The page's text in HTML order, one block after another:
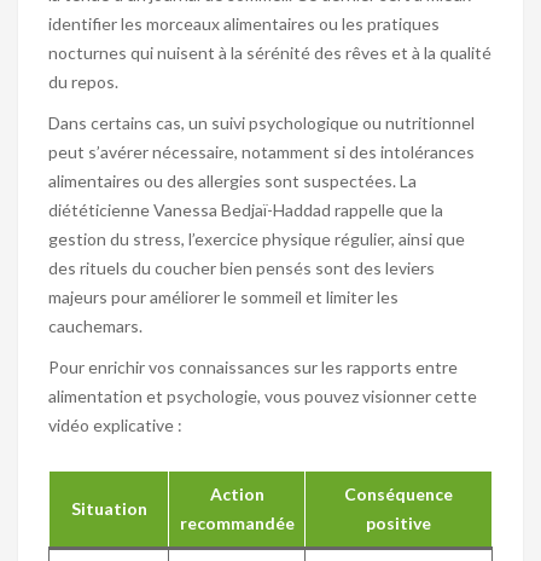
identifier les morceaux alimentaires ou les pratiques
nocturnes qui nuisent à la sérénité des rêves et à la qualité
du repos.
Dans certains cas, un suivi psychologique ou nutritionnel
peut s’avérer nécessaire, notamment si des intolérances
alimentaires ou des allergies sont suspectées. La
diététicienne Vanessa Bedjaï-Haddad rappelle que la
gestion du stress, l’exercice physique régulier, ainsi que
des rituels du coucher bien pensés sont des leviers
majeurs pour améliorer le sommeil et limiter les
cauchemars.
Pour enrichir vos connaissances sur les rapports entre
alimentation et psychologie, vous pouvez visionner cette
vidéo explicative :
Situation
Action
recommandée
Conséquence
positive